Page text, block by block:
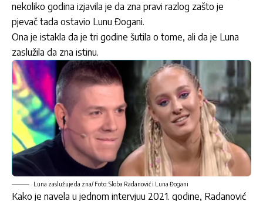
nekoliko godina izjavila je da zna pravi razlog zašto je
pjevač tada ostavio Lunu Đogani.
Ona je istakla da je tri godine šutila o tome, ali da je Luna
zaslužila da zna istinu.
Luna zaslužuje da zna/ Foto: Sloba Radanović i Luna Đogani
Kako je navela u jednom intervjuu 2021. godine, Radanović